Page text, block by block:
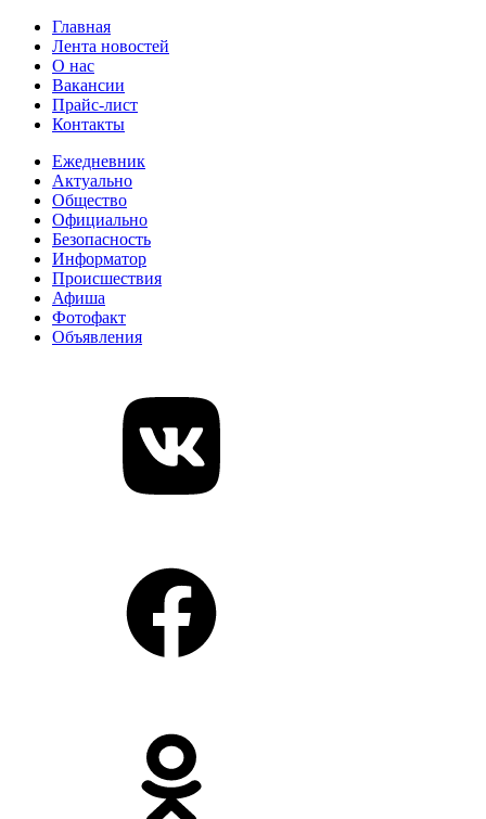
Главная
Лента новостей
О нас
Вакансии
Прайс-лист
Контакты
Ежедневник
Актуально
Общество
Официально
Безопасность
Информатор
Происшествия
Афиша
Фотофакт
Объявления